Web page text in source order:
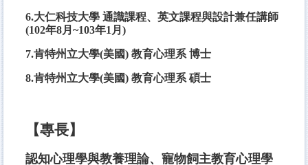
6.大仁科技大學 通識課程、英文課程與設計兼任講師
(102年8月~103年1月)
7.肯特州立大學(美國) 教育心理系 博士
8.肯特州立大學(美國) 教育心理系 碩士
【專長】
認知心理學與教養理論、寵物飼主教育心理學